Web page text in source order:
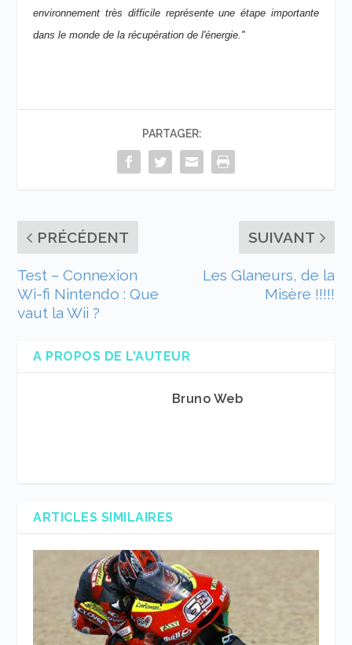
environnement très difficile représente une étape importante
dans le monde de la récupération de l'énergie.''
PARTAGER:
PRÉCÉDENT
Test – Connexion
Wi-fi Nintendo : Que
vaut la Wii ?
SUIVANT
Les Glaneurs, de la
Misère !!!!!
A PROPOS DE L'AUTEUR
Bruno Web
ARTICLES SIMILAIRES